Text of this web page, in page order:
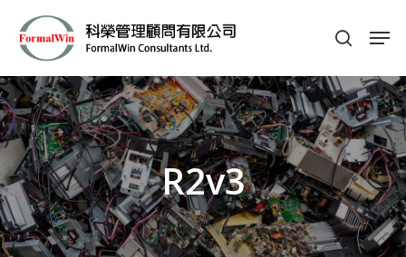
Hit enter to search or ESC to close
R2v3